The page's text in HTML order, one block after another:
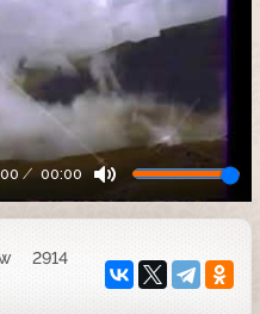
00:00
2914